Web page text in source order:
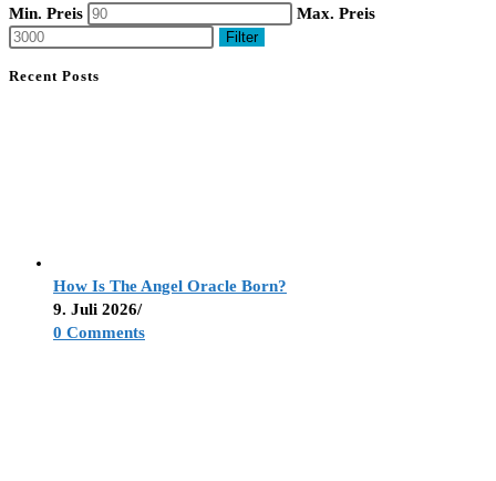
Min. Preis Max. Preis
Filter
Recent Posts
How Is The Angel Oracle Born?
9. Juli 2026/
0 Comments